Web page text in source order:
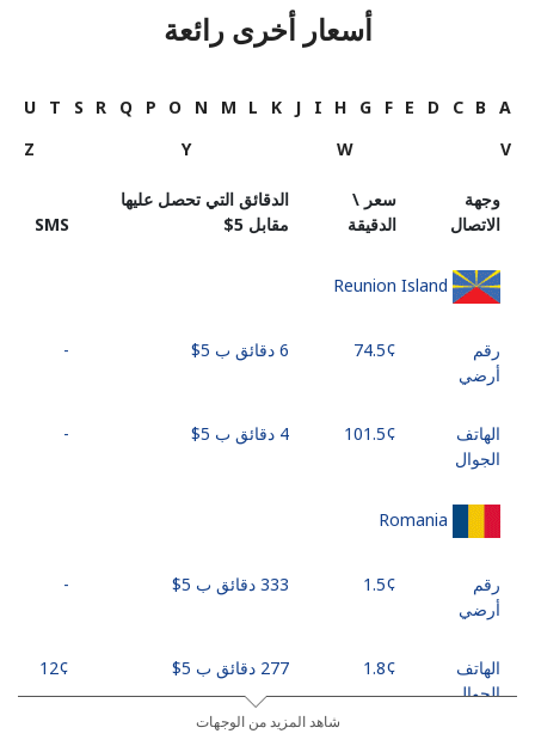
أسعار أخرى رائعة
A
B
C
D
E
F
G
H
I
J
K
L
M
N
O
P
Q
R
S
T
U
V
W
Y
Z
وجهة
الاتصال
سعر \
الدقيقة
الدقائق التي تحصل عليها
مقابل ⁦$5⁩
SMS
Reunion Island
رقم
أرضي
6 دقائق ب ⁦$5⁩ -
الهاتف
الجوال
4 دقائق ب ⁦$5⁩ -
Romania
رقم
أرضي
333 دقائق ب ⁦$5⁩ -
الهاتف
الجوال
277 دقائق ب ⁦$5⁩
شاهد المزيد من الوجهات